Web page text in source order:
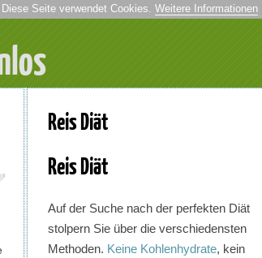
Diese Seite verwendet Cookies. Weitere Informationen
Reis Diät
Reis Diät
Auf der Suche nach der perfekten Diät
stolpern Sie über die verschiedensten
Methoden. Keine Kohlenhydrate, kein